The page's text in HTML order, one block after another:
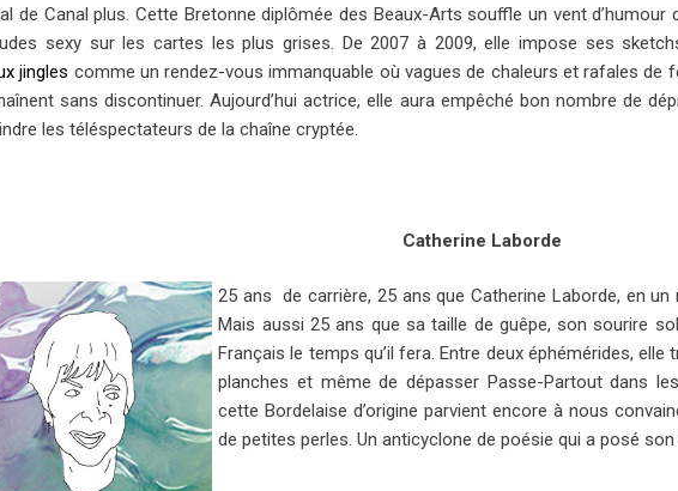
de Canal plus. Cette Bretonne diplômée des Beaux-Arts souffle un vent d’humour
sexy sur les cartes les plus grises. De 2007 à 2009, elle impose ses
jingles comme un rendez-vous immanquable où vagues de chaleurs et rafales de
sans discontinuer. Aujourd’hui actrice, elle aura empêché bon nombre de
les téléspectateurs de la chaîne cryptée.
Catherine Laborde
25 ans de carrière, 25 ans que Catherine Laborde, en
Mais aussi 25 ans que sa taille de guêpe, son sourire
Français le temps qu’il fera. Entre deux éphémérides,
planches et même de dépasser Passe-Partout dans
cette Bordelaise d’origine parvient encore à nous
de petites perles. Un anticyclone de poésie qui a posé